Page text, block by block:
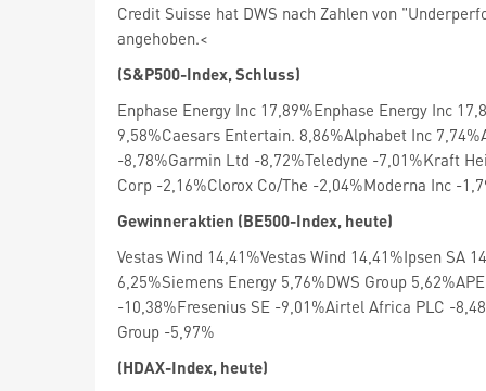
Credit Suisse hat DWS nach Zahlen von
angehoben.<
(S&P500-Index, Schluss)
Enphase Energy Inc 17,89%Enphase Energy Inc
9,58%Caesars Entertain. 8,86%Alphabet Inc
-8,78%Garmin Ltd -8,72%Teledyne -7,01%Kraft
Corp -2,16%Clorox Co/The -2,04%Moderna Inc -
Gewinneraktien (BE500-Index, heute)
Vestas Wind 14,41%Vestas Wind 14,41%Ipsen SA
6,25%Siemens Energy 5,76%DWS Group
-10,38%Fresenius SE -9,01%Airtel Africa PLC -
Group -5,97%
(HDAX-Index, heute)